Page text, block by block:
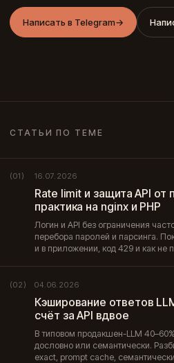
Написать в Telegram→
СТАТЬИ ПО ТЕМЕ
(01) 16.07.2026
Rate limit и защита API
практика на nginx и PHP
Логин и API без ограничения
перебора паролей и парсинга.
и в приложении, код 429 и как не
(02) 04.06.2026
Кэширование ответов
счёт за API вдвое
В типовом продакшен-LLM
дословно или семантически.
exact, prompt cache,